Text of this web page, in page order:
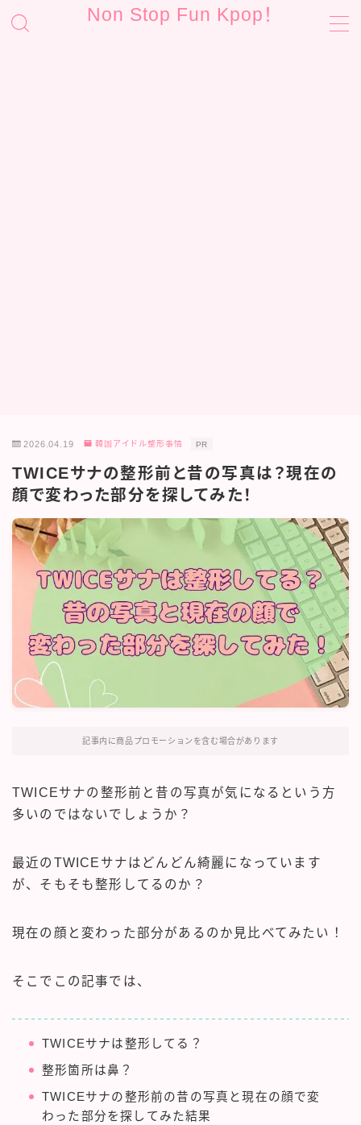
Non Stop Fun Kpop！
2026.04.19 韓国アイドル整形事情 PR
TWICEサナの整形前と昔の写真は？現在の
顔で変わった部分を探してみた！
記事内に商品プロモーションを含む場合があります
TWICEサナの整形前と昔の写真が気になるという方
多いのではないでしょうか？
最近のTWICEサナはどんどん綺麗になっています
が、そもそも整形してるのか？
現在の顔と変わった部分があるのか見比べてみたい！
そこでこの記事では、
TWICEサナは整形してる？
整形箇所は鼻？
TWICEサナの整形前の昔の写真と現在の顔で変
わった部分を探してみた結果